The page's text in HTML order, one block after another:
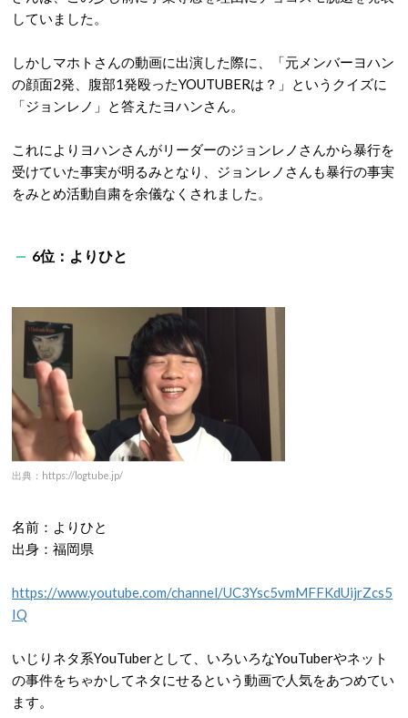
していました。
しかしマホトさんの動画に出演した際に、「元メンバーヨハン
の顔面2発、腹部1発殴ったYOUTUBERは？」というクイズに
「ジョンレノ」と答えたヨハンさん。
これによりヨハンさんがリーダーのジョンレノさんから暴行を
受けていた事実が明るみとなり、ジョンレノさんも暴行の事実
をみとめ活動自粛を余儀なくされました。
6位：よりひと
出典：https://logtube.jp/
名前：よりひと
出身：福岡県
https://www.youtube.com/channel/UC3Ysc5vmMFFKdUijrZcs5
IQ
いじりネタ系YouTuberとして、いろいろなYouTuberやネット
の事件をちゃかしてネタにせるという動画で人気をあつめてい
ます。